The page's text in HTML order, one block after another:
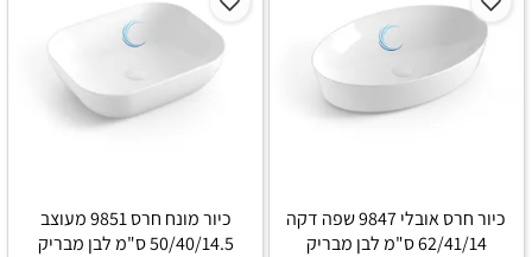
כיור חרס אובלי 9847 שפה דקה
62/41/14 ס"מ לבן מבריק
כיור מונח חרס 9851 מעוצב
50/40/14.5 ס"מ לבן מבריק